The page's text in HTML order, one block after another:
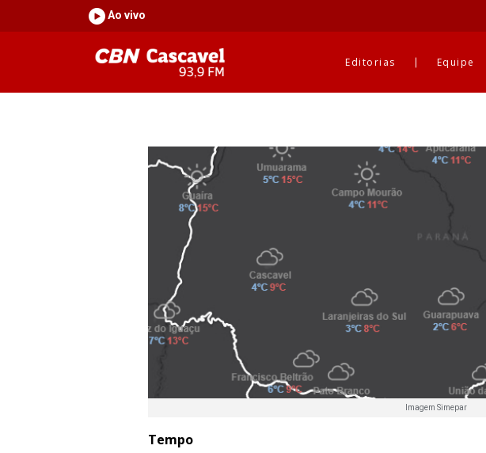
Ao vivo
Editorias Equipe
Imagem Simepar
Tempo